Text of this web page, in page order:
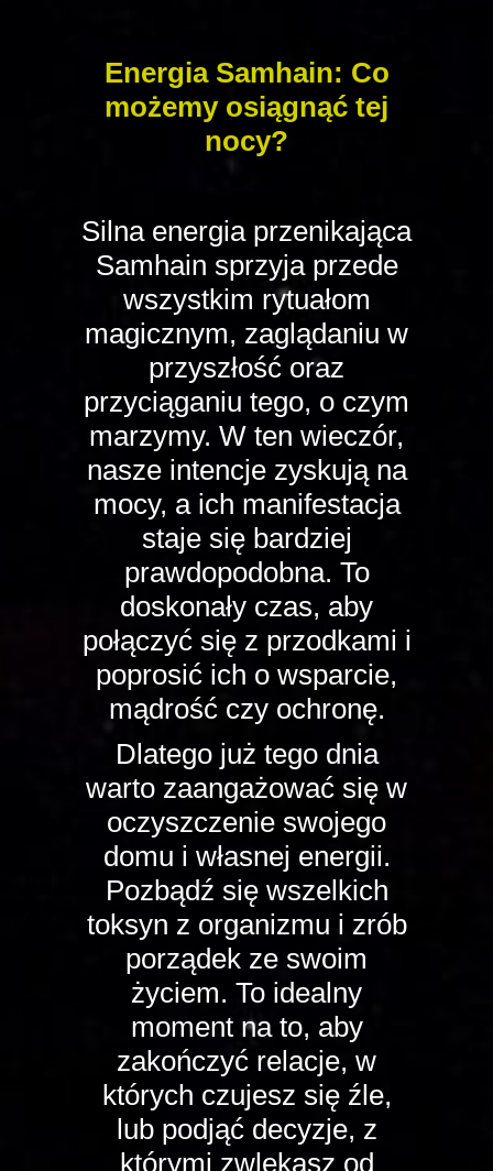
Energia Samhain: Co
możemy osiągnąć tej
nocy?
Silna energia przenikająca
Samhain sprzyja przede
wszystkim rytuałom
magicznym, zaglądaniu w
przyszłość oraz
przyciąganiu tego, o czym
marzymy. W ten wieczór,
nasze intencje zyskują na
mocy, a ich manifestacja
staje się bardziej
prawdopodobna. To
doskonały czas, aby
połączyć się z przodkami i
poprosić ich o wsparcie,
mądrość czy ochronę.
Dlatego już tego dnia
warto zaangażować się w
oczyszczenie swojego
domu i własnej energii.
Pozbądź się wszelkich
toksyn z organizmu i zrób
porządek ze swoim
życiem. To idealny
moment na to, aby
zakończyć relacje, w
których czujesz się źle,
lub podjąć decyzje, z
którymi zwlekasz od